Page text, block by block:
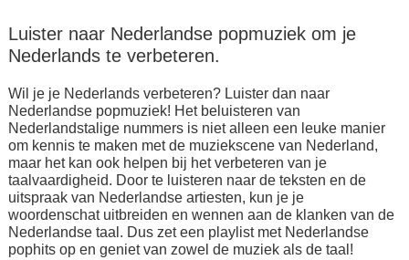
Luister naar Nederlandse popmuziek om je
Nederlands te verbeteren.
Wil je je Nederlands verbeteren? Luister dan naar
Nederlandse popmuziek! Het beluisteren van
Nederlandstalige nummers is niet alleen een leuke manier
om kennis te maken met de muziekscene van Nederland,
maar het kan ook helpen bij het verbeteren van je
taalvaardigheid. Door te luisteren naar de teksten en de
uitspraak van Nederlandse artiesten, kun je je
woordenschat uitbreiden en wennen aan de klanken van de
Nederlandse taal. Dus zet een playlist met Nederlandse
pophits op en geniet van zowel de muziek als de taal!